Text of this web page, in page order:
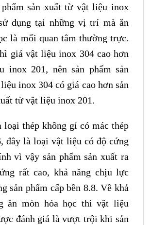
sản xuất từ vật liệu inox
dụng tại những vị trí mà ăn
là mối quan tâm thường trực.
giá vật liệu inox 304 cao hơn
inox 201, nên sản phẩm sản
inox 304 có giá cao hơn sản
từ vật liệu inox 201.
loại thép không gỉ có mác thép
đây là loại vật liệu có độ cứng
vì vậy sản phẩm sản xuất ra
rất cao, khả năng chịu lực
sản phẩm cấp bền 8.8. Về khả
ăn mòn hóa học thì vật liệu
đánh giá là vượt trội khi sản